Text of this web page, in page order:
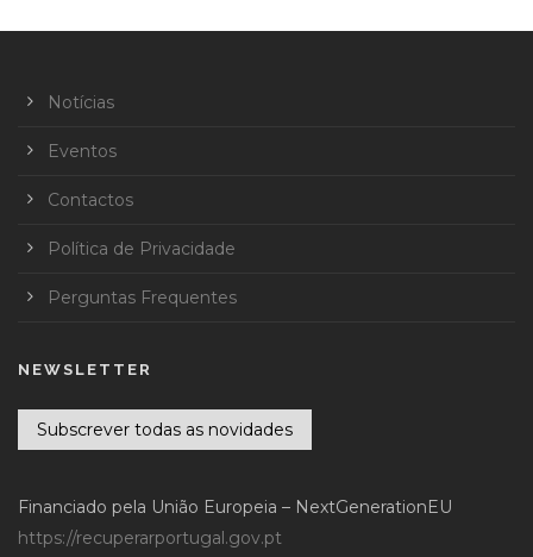
Notícias
Eventos
Contactos
Política de Privacidade
Perguntas Frequentes
NEWSLETTER
Subscrever todas as novidades
Financiado pela União Europeia – NextGenerationEU
https://recuperarportugal.gov.pt